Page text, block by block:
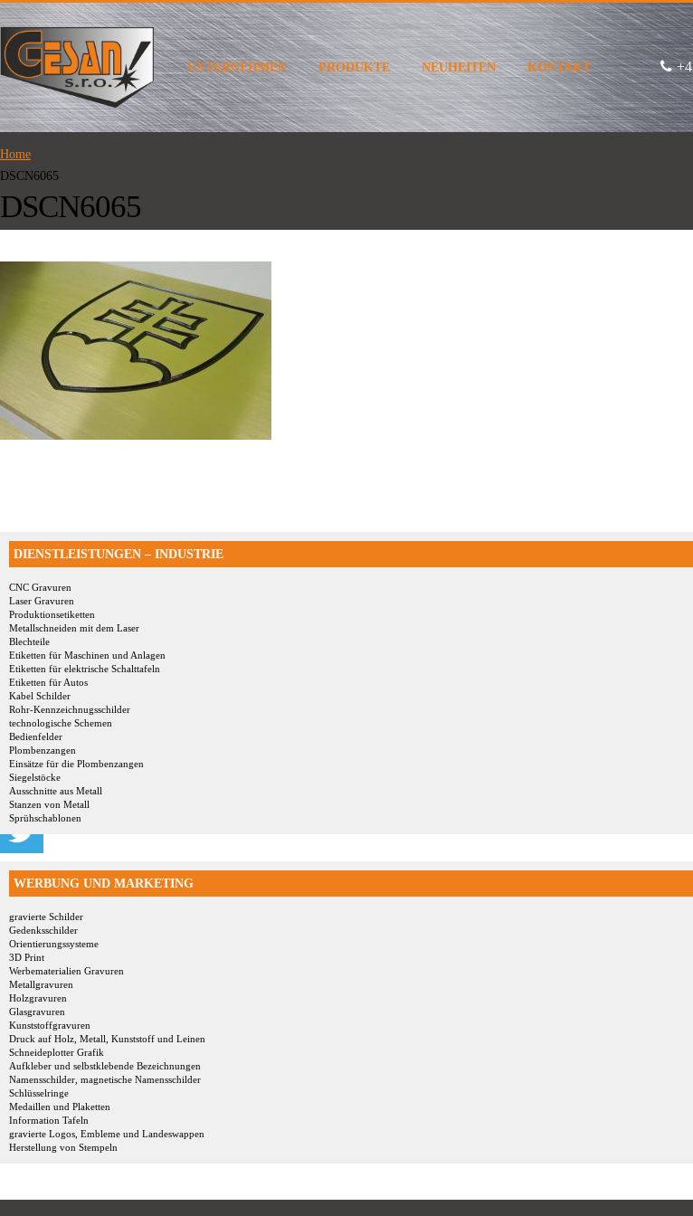
UNTERNEHMEN PRODUKTE NEUHEITEN KONTAKT
Home
DSCN6065
DSCN6065
DIENSTLEISTUNGEN – INDUSTRIE
CNC Gravuren
Laser Gravuren
Produktionsetiketten
Metallschneiden mit dem Laser
Blechteile
Etiketten für Maschinen und Anlagen
Etiketten für elektrische Schalttafeln
Etiketten für Autos
Kabel Schilder
Rohr-Kennzeichnugsschilder
technologische Schemen
Bedienfelder
Plombenzangen
Einsätze für die Plombenzangen
Siegelstöcke
Ausschnitte aus Metall
Stanzen von Metall
Sprühschablonen
WERBUNG UND MARKETING
gravierte Schilder
Gedenksschilder
Orientierungssysteme
3D Print
Werbematerialien Gravuren
Metallgravuren
Holzgravuren
Glasgravuren
Kunststoffgravuren
Druck auf Holz, Metall, Kunststoff und Leinen
Schneideplotter Grafik
Aufkleber und selbstklebende Bezeichnungen
Namensschilder, magnetische Namensschilder
Schlüsselringe
Medaillen und Plaketten
Information Tafeln
gravierte Logos, Embleme und Landeswappen
Herstellung von Stempeln